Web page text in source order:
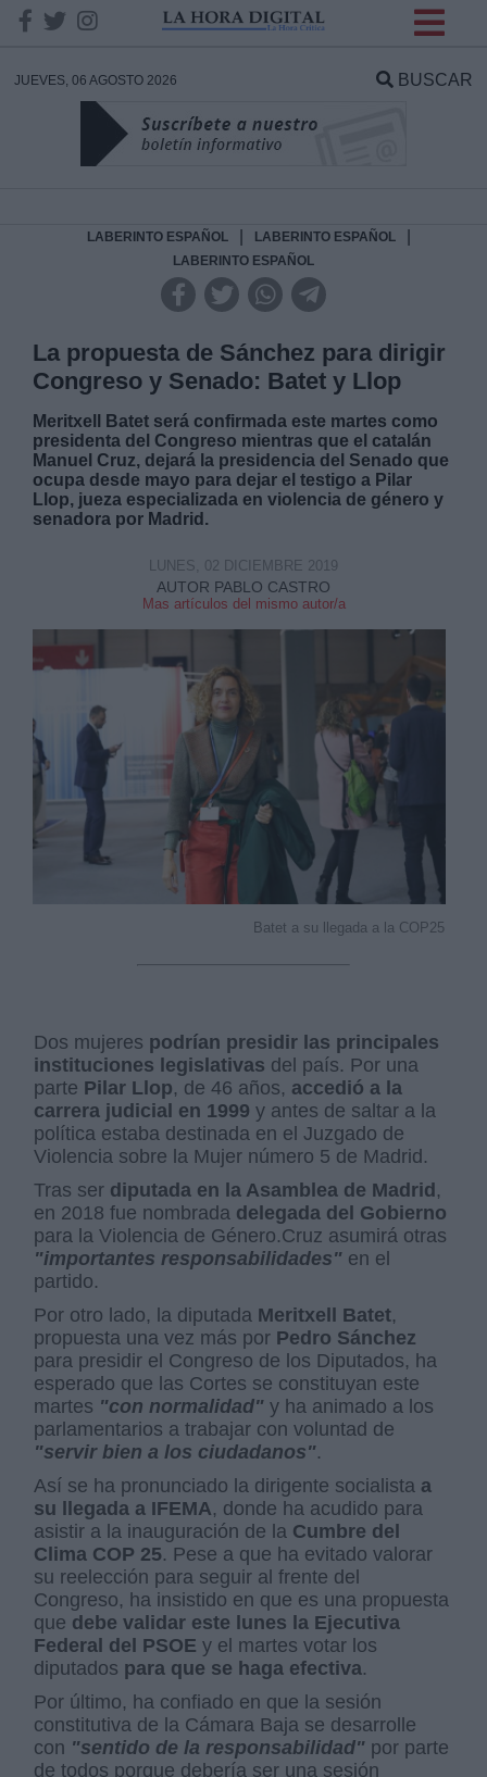
JUEVES, 06 AGOSTO 2026 BUSCAR
LABERINTO ESPAÑOL LABERINTO ESPAÑOL
LABERINTO ESPAÑOL
La propuesta de Sánchez para dirigir
Congreso y Senado: Batet y Llop
Meritxell Batet será confirmada este martes como
presidenta del Congreso mientras que el catalán
Manuel Cruz, dejará la presidencia del Senado que
ocupa desde mayo para dejar el testigo a Pilar
Llop, jueza especializada en violencia de género y
senadora por Madrid.
AUTOR PABLO CASTRO
Mas artículos del mismo autor/a
LUNES, 02 DICIEMBRE 2019
Batet a su llegada a la COP25
Dos mujeres podrían presidir las principales
instituciones legislativas del país. Por una
parte Pilar Llop, de 46 años, accedió a la
carrera judicial en 1999 y antes de saltar a la
política estaba destinada en el Juzgado de
Violencia sobre la Mujer número 5 de Madrid.
Tras ser diputada en la Asamblea de Madrid,
en 2018 fue nombrada delegada del Gobierno
para la Violencia de Género.Cruz asumirá otras
"importantes responsabilidades" en el
partido.
Por otro lado, la diputada Meritxell Batet,
propuesta una vez más por Pedro Sánchez
para presidir el Congreso de los Diputados, ha
esperado que las Cortes se constituyan este
martes "con normalidad" y ha animado a los
parlamentarios a trabajar con voluntad de
"servir bien a los ciudadanos".
Así se ha pronunciado la dirigente socialista a
su llegada a IFEMA, donde ha acudido para
asistir a la inauguración de la Cumbre del
Clima COP 25. Pese a que ha evitado valorar
su reelección para seguir al frente del
Congreso, ha insistido en que es una propuesta
que debe validar este lunes la Ejecutiva
Federal del PSOE y el martes votar los
diputados para que se haga efectiva.
Por último, ha confiado en que la sesión
constitutiva de la Cámara Baja se desarrolle
con "sentido de la responsabilidad" por parte
de todos porque debería ser una sesión
DATOS
Responsable:
Legitimación:
Destinatarios:
Derechos:
link
Información adicional
link